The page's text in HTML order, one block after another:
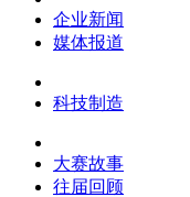
企业新闻
媒体报道
科技制造
大赛故事
往届回顾